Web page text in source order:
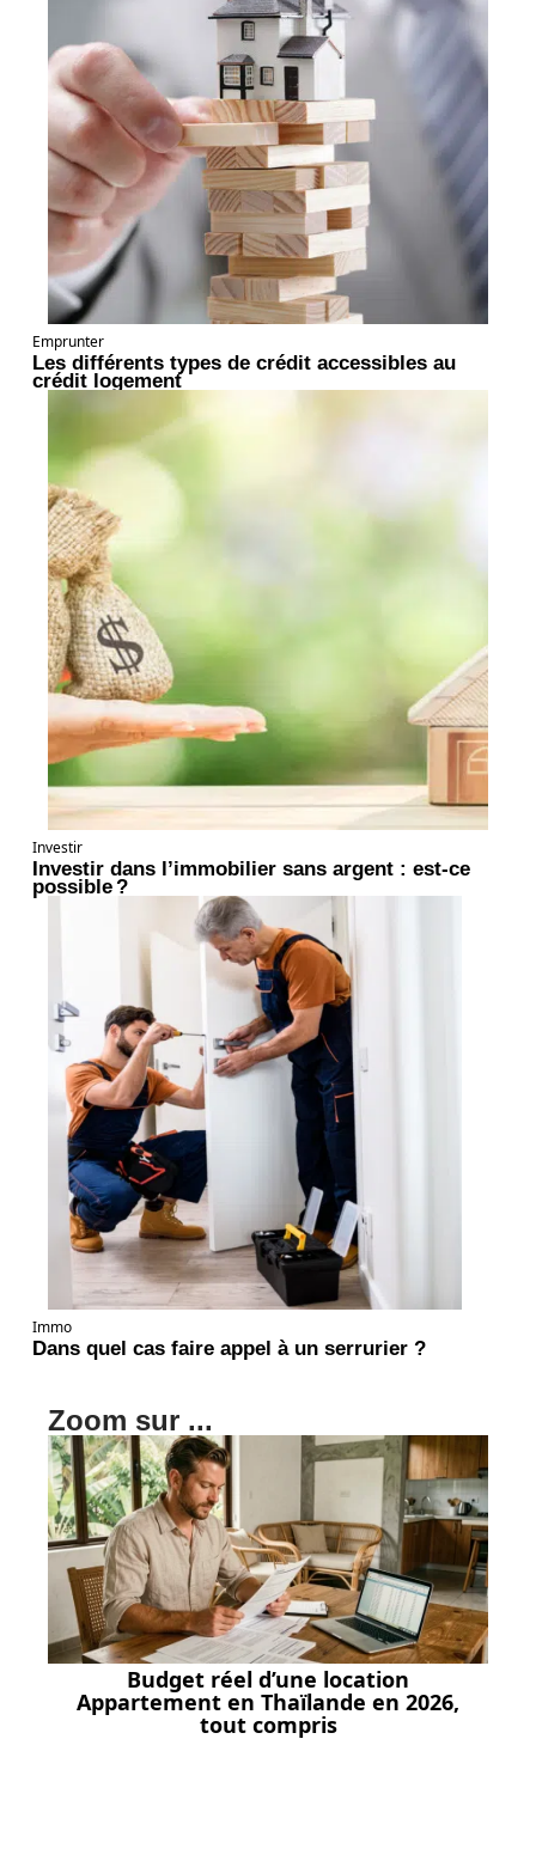
Emprunter
Les différents types de crédit accessibles au
crédit logement
Investir
Investir dans l’immobilier sans argent : est-ce
possible ?
Immo
Dans quel cas faire appel à un serrurier ?
Zoom sur ...
Budget réel d’une location
Appartement en Thaïlande en 2026,
tout compris